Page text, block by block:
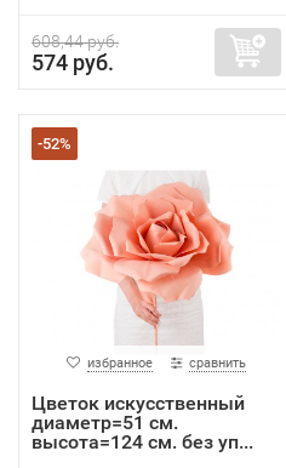
608,44 руб.
574 руб.
-52%
избранное сравнить
Цветок искусственный
диаметр=51 см.
высота=124 см. без уп...